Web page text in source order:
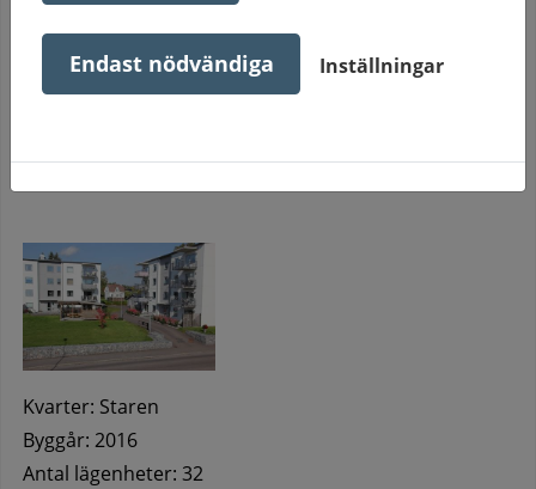
Samtliga lägenheter har balkong eller uteplats.
Egen tvättmaskin, torktumlare och diskmaskin.
Kvarter: Staren
Byggår: 2016
Antal lägenheter: 32
Endast nödvändiga Inställningar